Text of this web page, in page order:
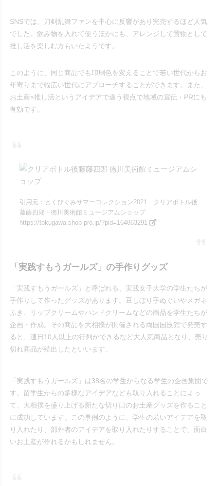
SNSでは、刀剣乱舞ファンを中心に反響があり完売するほど人気
でした。飲み物を入れて使うほかにも、アレンジして置物として
推し活を楽しむ方もいたようです。
このように、同じ商品でも印刷色を変えることで若い世代からお
年寄りまで幅広い世代にアプローチすることができます。また、
お土産×推し活というアイデアで違う視点で地域の宣伝・PRにも
有効です。
引用元：とくびぐみサマーコレクション2021 クリアボトル後
藤藤四郎 - 徳川美術館ミュージアムショップ
https://tokugawa.shop-pro.jp/?pid=164863291
「実践すもうガールズ」の手作りグッズ
「実践すもうガールズ」と呼ばれる、実践女子大学の学生たちが
手作りして作ったグッズがあります。豆しぼり手ぬぐいやメガネ
ふき、リップクリームやハンドクリームなどの商品を学生たちが
企画・作成。その商品を大相撲が開催される両国国技館で発売す
ると、連日10人以上の行列ができるなど大人気商品となり、売り
切れ商品が続出したといいます。
「実践すもうガールズ」は38名の学生からなる学生の企画集団で
す。留学生からの多様なアイデアなども取り入れることによっ
て、大相撲を盛り上げる新たな切り口のお土産グッズを作ること
に成功しています。この事例のように、学生の若いアイデアを取
り入れたり、部外者のアイデアを取り入れたりすることで、面白
いお土産が作れるかもしれません。